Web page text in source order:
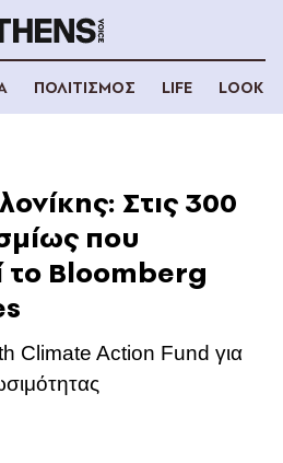
ΠΟΛΙΤΙΣΜΟΣ LIFE LOOK
Στις 300
που
το Bloomberg
Climate Action Fund για